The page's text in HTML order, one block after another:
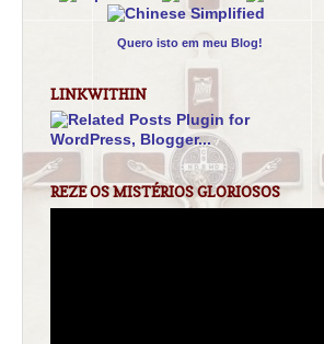
Quero isto em meu Blog!
LINKWITHIN
REZE OS MISTÉRIOS GLORIOSOS